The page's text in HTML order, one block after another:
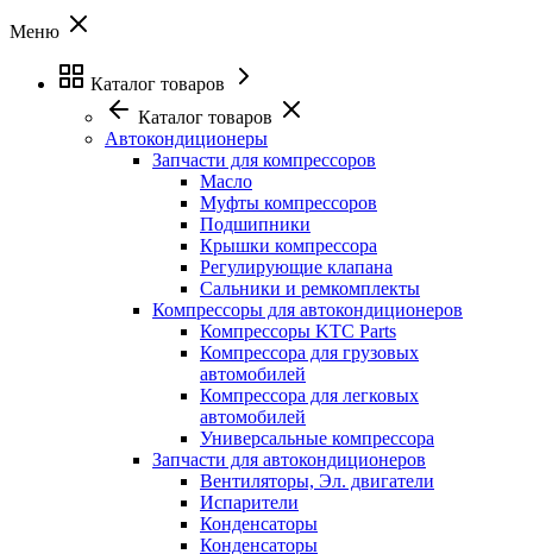
Меню
Каталог товаров
Каталог товаров
Автокондиционеры
Запчасти для компрессоров
Масло
Муфты компрессоров
Подшипники
Крышки компрессора
Регулирующие клапана
Сальники и ремкомплекты
Компрессоры для автокондиционеров
Компрессоры KTC Parts
Компрессора для грузовых
автомобилей
Компрессора для легковых
автомобилей
Универсальные компрессора
Запчасти для автокондиционеров
Вентиляторы, Эл. двигатели
Испарители
Конденсаторы
Конденсаторы